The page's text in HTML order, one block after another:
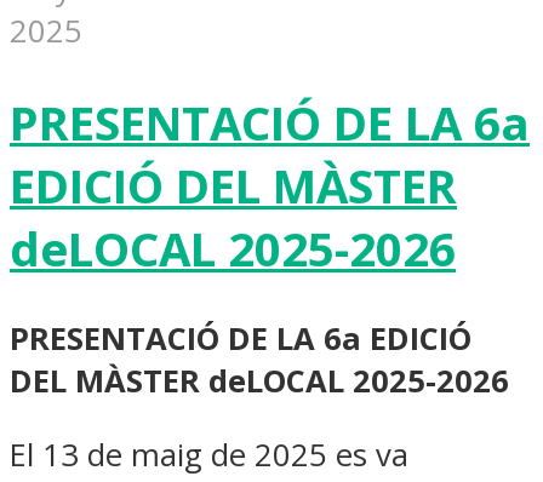
2025
PRESENTACIÓ DE LA 6a
EDICIÓ DEL MÀSTER
deLOCAL 2025-2026
PRESENTACIÓ DE LA 6a EDICIÓ
DEL MÀSTER deLOCAL 2025-2026
El 13 de maig de 2025 es va